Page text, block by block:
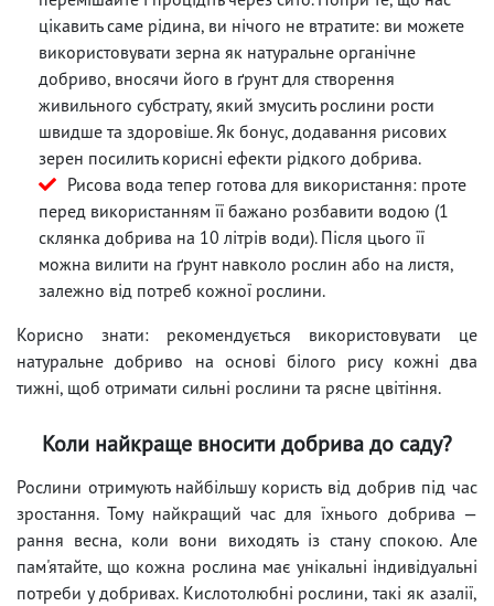
цікавить саме рідина, ви нічого не втратите: ви можете
використовувати зерна як натуральне органічне
добриво, вносячи його в ґрунт для створення
живильного субстрату, який змусить рослини рости
швидше та здоровіше. Як бонус, додавання рисових
зерен посилить корисні ефекти рідкого добрива.
Рисова вода тепер готова для використання: проте
перед використанням її бажано розбавити водою (1
склянка добрива на 10 літрів води). Після цього її
можна вилити на ґрунт навколо рослин або на листя,
залежно від потреб кожної рослини.
Корисно знати: рекомендується використовувати це
натуральне добриво на основі білого рису кожні два
тижні, щоб отримати сильні рослини та рясне цвітіння.
Коли найкраще вносити добрива до саду?
Рослини отримують найбільшу користь від добрив під час
зростання. Тому найкращий час для їхнього добрива —
рання весна, коли вони виходять із стану спокою. Але
пам'ятайте, що кожна рослина має унікальні індивідуальні
потреби у добривах. Кислотолюбні рослини, такі як азалії,